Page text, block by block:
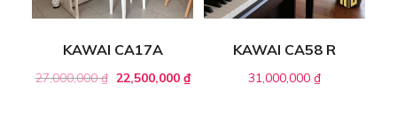
KAWAI CA17A
27,000,000₫ 22,500,000 ₫
KAWAI CA58 R
31,000,000 ₫